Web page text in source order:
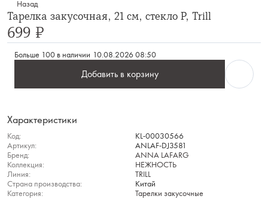
Назад
Тарелка закусочная, 21 см, стекло Р, Trill
699 ₽
Больше 100 в наличии 10.08.2026 08:50
Добавить в корзину
Характеристики
Код:
KL-00030566
Артикул:
ANLAF-DJ3581
Бренд:
ANNA LAFARG
Коллекция:
НЕЖНОСТЬ
Линия:
TRILL
Страна производства:
Китай
Категория:
Тарелки закусочные